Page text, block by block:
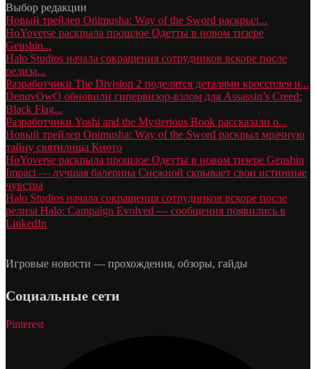
Выбор редакции
Новый трейлер Onimusha: Way of the Sword раскрыл...
HoYoverse раскрыла прошлое Одетты в новом тизере
Genshin...
Halo Studios начала сокращения сотрудников вскоре после
релиза...
Разработчики The Division 2 поделятся деталями кроссплея и...
DenuvOwO обновили гипервизор-взлом для Assassin’s Creed:
Black Flag...
Разработчики Yoshi and the Mysterious Book рассказали о...
Новый трейлер Onimusha: Way of the Sword раскрыл мрачную
тайну святилища Киото
HoYoverse раскрыла прошлое Одетты в новом тизере Genshin
Impact — лучшая балерина Снежной скрывает свои истинные
чувства
Halo Studios начала сокращения сотрудников вскоре после
релиза Halo: Campaign Evolved — сообщения появились в
LinkedIn
Игровые новости — прохождения, обзоры, гайды
Социальные сети
Pinterest